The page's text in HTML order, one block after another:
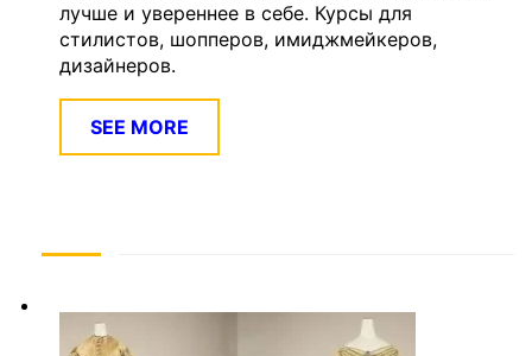
лучше и увереннее в себе. Курсы для
стилистов, шопперов, имиджмейкеров,
дизайнеров.
SEE MORE